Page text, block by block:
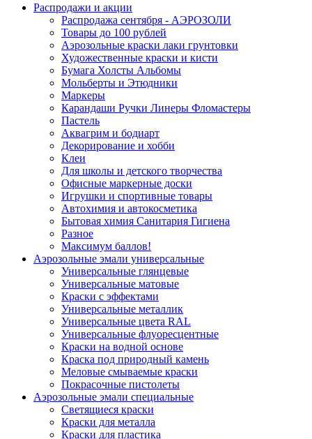
Распродажи и акции
Распродажа сентября - АЭРОЗОЛИ
Товары до 100 рублей
Аэрозольные краски лаки грунтовки
Художественные краски и кисти
Бумага Холсты Альбомы
Мольберты и Этюдники
Маркеры
Карандаши Ручки Линеры Фломастеры
Пастель
Аквагрим и бодиарт
Декорирование и хобби
Клеи
Для школы и детского творчества
Офисные маркерные доски
Игрушки и спортивные товары
Автохимия и автокосметика
Бытовая химия Санитария Гигиена
Разное
Максимум баллов!
Аэрозольные эмали универсальные
Универсальные глянцевые
Универсальные матовые
Краски с эффектами
Универсальные металлик
Универсальные цвета RAL
Универсальные флуоресцентные
Краски на водной основе
Краска под природный камень
Меловые смываемые краски
Покрасочные пистолеты
Аэрозольные эмали специальные
Светящиеся краски
Краски для металла
Краски для пластика